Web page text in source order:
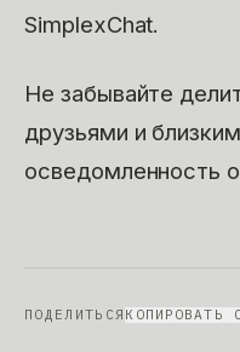
SimplexChat.
Не забывайте
друзьями и
осведомленность
ПОДЕЛИТЬСЯ КОПИРОВАТЬ